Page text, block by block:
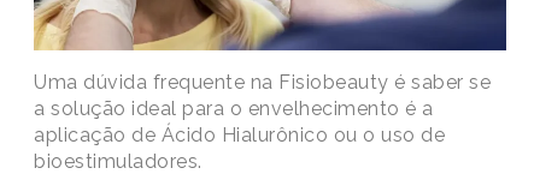
Uma dúvida frequente na Fisiobeauty é saber se
a solução ideal para o envelhecimento é a
aplicação de Ácido Hialurônico ou o uso de
bioestimuladores.